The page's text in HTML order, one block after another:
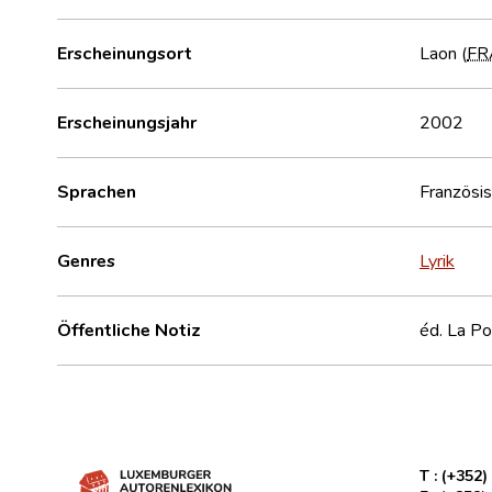
Erscheinungsort Laon (
Erscheinungsjahr 2002
Sprachen
Genres Lyrik
Öffentliche Notiz éd. La
T :